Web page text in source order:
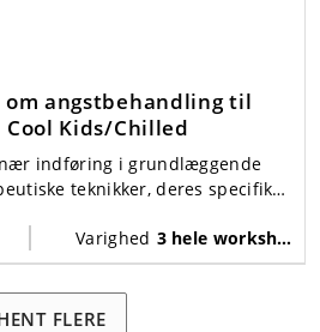
om angstbehandling til
Kids/Chilled
indføring i grundlæggende
teknikker, deres specifikke
som programmet virker for.
Varighed 3 hele workshopdage + supervision
FLERE